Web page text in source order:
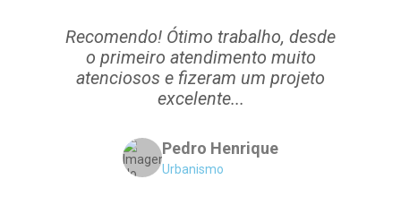
Recomendo! Ótimo trabalho, desde
o primeiro atendimento muito
atenciosos e fizeram um projeto
excelente...
Pedro Henrique
Urbanismo